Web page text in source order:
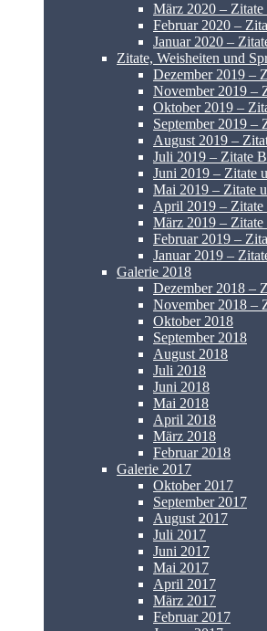
März 2020 –
Februar 2020 –
Januar 2020 –
Zitate, Weisheiten und
Dezember 2019 –
November 2019 –
Oktober 2019 –
September 2019 –
August 2019 –
Juli 2019 – Zitate
Juni 2019 – Zitate
Mai 2019 – Zitate
April 2019 –
März 2019 –
Februar 2019 –
Januar 2019 –
Galerie 2018
Dezember 2018 –
November 2018 –
Oktober 2018
September 2018
August 2018
Juli 2018
Juni 2018
Mai 2018
April 2018
März 2018
Februar 2018
Galerie 2017
Oktober 2017
September 2017
August 2017
Juli 2017
Juni 2017
Mai 2017
April 2017
März 2017
Februar 2017